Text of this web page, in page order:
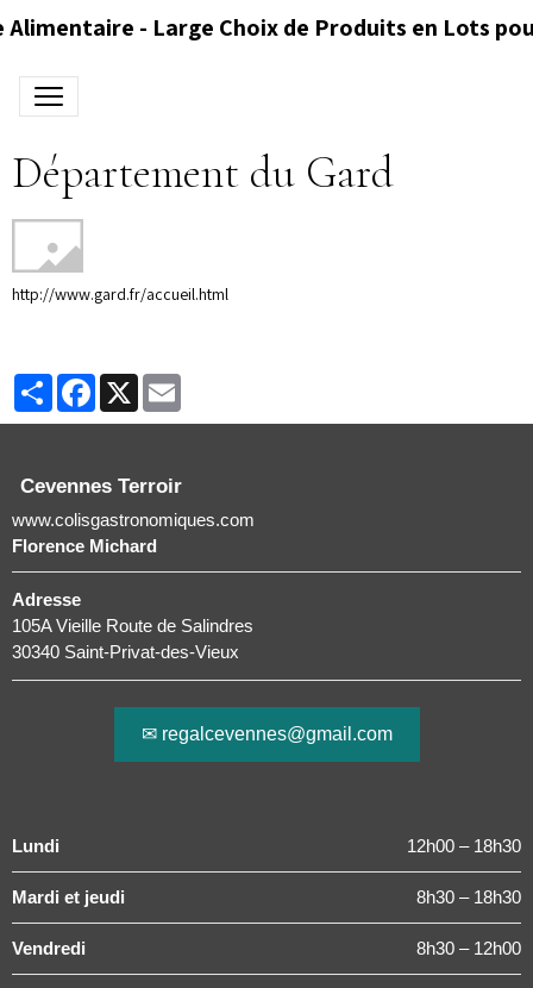
Alimentaire - Large Choix de Produits en Lots
Département du Gard
http://www.gard.fr/accueil.html
PartagerFacebook
X
Cevennes Terroir
www.colisgastronomiques.com
Florence Michard
Adresse
105A Vieille Route de Salindres
30340 Saint-Privat-des-Vieux
✉ regalcevennes@gmail.com
Lundi 12h00 – 18h30
Mardi et jeudi 8h30 – 18h30
Vendredi 8h30 – 12h00